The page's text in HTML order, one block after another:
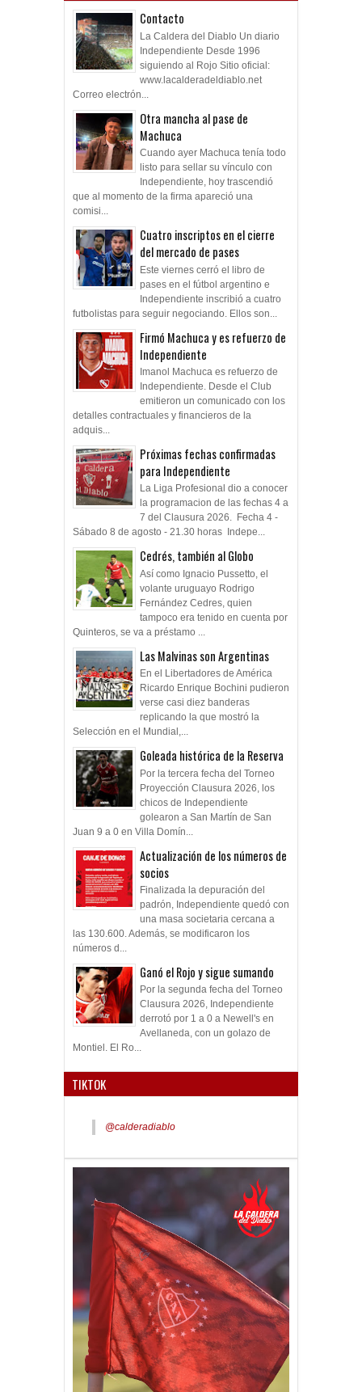
Contacto
La Caldera del Diablo Un diario
Independiente Desde 1996
siguiendo al Rojo Sitio oficial:
www.lacalderadeldiablo.net
Correo electrón...
Otra mancha al pase de
Machuca
Cuando ayer Machuca tenía todo
listo para sellar su vínculo con
Independiente, hoy trascendió
que al momento de la firma apareció una
comisi...
Cuatro inscriptos en el cierre
del mercado de pases
Este viernes cerró el libro de
pases en el fútbol argentino e
Independiente inscribió a cuatro
futbolistas para seguir negociando. Ellos son...
Firmó Machuca y es refuerzo de
Independiente
Imanol Machuca es refuerzo de
Independiente. Desde el Club
emitieron un comunicado con los
detalles contractuales y financieros de la
adquis...
Próximas fechas confirmadas
para Independiente
La Liga Profesional dio a conocer
la programacion de las fechas 4 a
7 del Clausura 2026. Fecha 4 -
Sábado 8 de agosto - 21.30 horas Indepe...
Cedrés, también al Globo
Así como Ignacio Pussetto, el
volante uruguayo Rodrigo
Fernández Cedres, quien
tampoco era tenido en cuenta por
Quinteros, se va a préstamo ...
Las Malvinas son Argentinas
En el Libertadores de América
Ricardo Enrique Bochini pudieron
verse casi diez banderas
replicando la que mostró la
Selección en el Mundial,...
Goleada histórica de la Reserva
Por la tercera fecha del Torneo
Proyección Clausura 2026, los
chicos de Independiente
golearon a San Martín de San
Juan 9 a 0 en Villa Domín...
Actualización de los números de
socios
Finalizada la depuración del
padrón, Independiente quedó con
una masa societaria cercana a
las 130.600. Además, se modificaron los
números d...
Ganó el Rojo y sigue sumando
Por la segunda fecha del Torneo
Clausura 2026, Independiente
derrotó por 1 a 0 a Newell's en
Avellaneda, con un golazo de
Montiel. El Ro...
TIKTOK
@calderadiablo